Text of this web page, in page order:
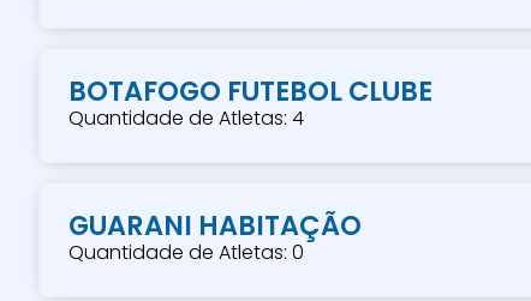
BOTAFOGO FUTEBOL CLUBE
Quantidade de Atletas: 4
GUARANI HABITAÇÃO
Quantidade de Atletas: 0